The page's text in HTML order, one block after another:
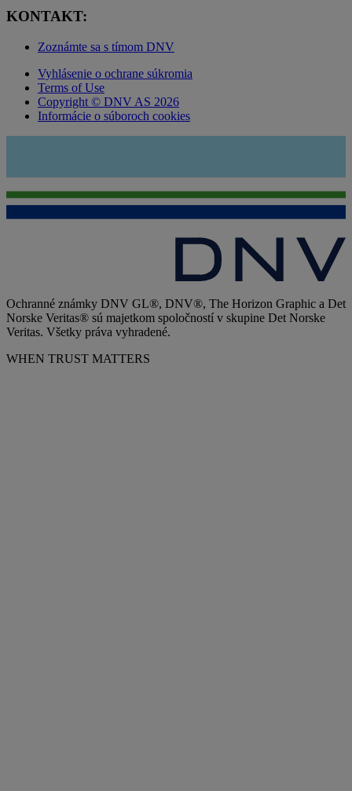
KONTAKT:
Zoznámte sa s tímom DNV
Vyhlásenie o ochrane súkromia
Terms of Use
Copyright © DNV AS 2026
Informácie o súboroch cookies
Ochranné známky DNV GL®, DNV®, The Horizon Graphic a Det
Norske Veritas® sú majetkom spoločností v skupine Det Norske
Veritas. Všetky práva vyhradené.
WHEN TRUST MATTERS